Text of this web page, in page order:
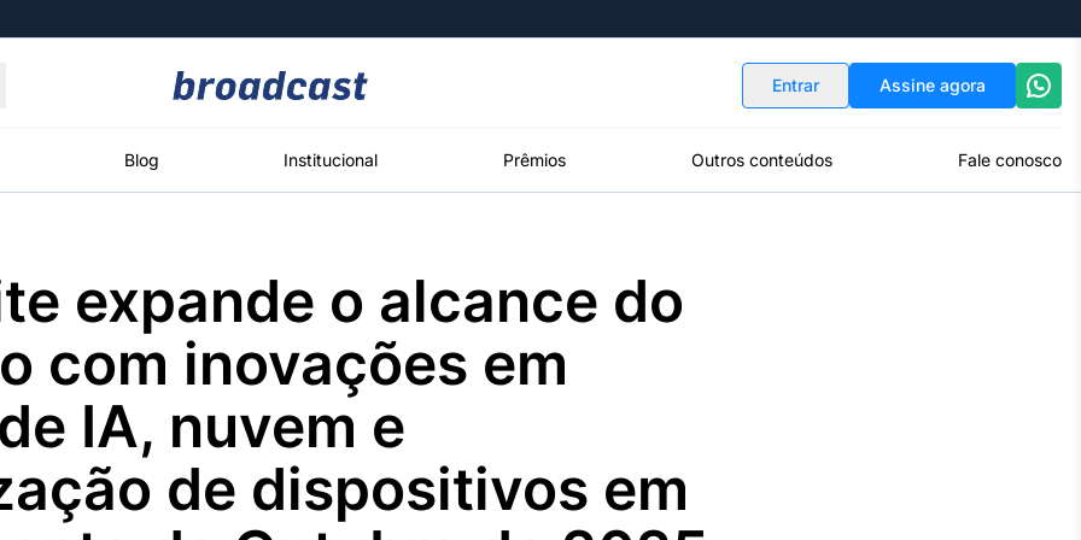
Entrar Assine agora
Blog Institucional Prêmios Outros conteúdos Fale conosco
Político
Os bastidores da
política em
tempo real
Energia
O setor de
energia elétrica
no Brasil
White Label
Plataforma para
conteúdos
personalizados
Broadcast
Broadcast
expande o alcance do
com inovações em
IA, nuvem e
de dispositivos em